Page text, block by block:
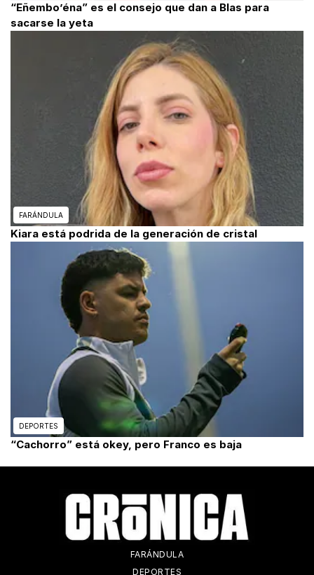
“Eñembo’éna” es el consejo que dan a Blas para
sacarse la yeta
FARÁNDULA
Kiara está podrida de la generación de cristal
DEPORTES
“Cachorro” está okey, pero Franco es baja
FARÁNDULA
DEPORTES